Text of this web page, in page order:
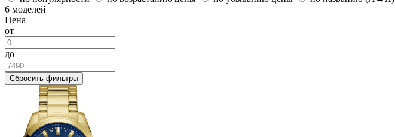
6 моделей
Цена
от
до
Сбросить фильтры